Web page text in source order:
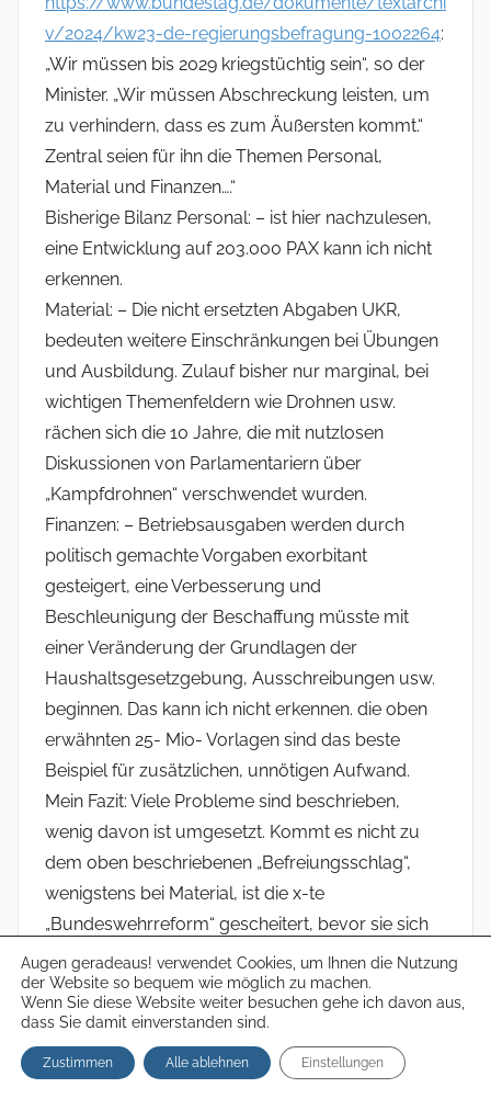
v/2024/kw23-de-regierungsbefragung-1002264:
„Wir müssen bis 2029 kriegstüchtig sein“, so der
Minister. „Wir müssen Abschreckung leisten, um
zu verhindern, dass es zum Äußersten kommt.“
Zentral seien für ihn die Themen Personal,
Material und Finanzen….“
Bisherige Bilanz Personal: – ist hier nachzulesen,
eine Entwicklung auf 203.000 PAX kann ich nicht
erkennen.
Material: – Die nicht ersetzten Abgaben UKR,
bedeuten weitere Einschränkungen bei Übungen
und Ausbildung. Zulauf bisher nur marginal, bei
wichtigen Themenfeldern wie Drohnen usw.
rächen sich die 10 Jahre, die mit nutzlosen
Diskussionen von Parlamentariern über
„Kampfdrohnen“ verschwendet wurden.
Finanzen: – Betriebsausgaben werden durch
politisch gemachte Vorgaben exorbitant
gesteigert, eine Verbesserung und
Beschleunigung der Beschaffung müsste mit
einer Veränderung der Grundlagen der
Haushaltsgesetzgebung, Ausschreibungen usw.
beginnen. Das kann ich nicht erkennen. die oben
erwähnten 25- Mio- Vorlagen sind das beste
Beispiel für zusätzlichen, unnötigen Aufwand.
Mein Fazit: Viele Probleme sind beschrieben,
wenig davon ist umgesetzt. Kommt es nicht zu
dem oben beschriebenen „Befreiungsschlag“,
wenigstens bei Material, ist die x-te
„Bundeswehrreform“ gescheitert, bevor sie sich
auswirken konnte und der in der Truppe sehr
angesehene Minister ist nachhaltig beschädigt.
Die Regierung muss sich dann fragen lassen, ob
ihre Prioritäten richtig gesetzt sind,
„Kriegstüchtigkeit“, so wie zum Beispiel von
Augen geradeaus! verwendet Cookies, um Ihnen die Nutzung
der Website so bequem wie möglich zu machen.
Wenn Sie diese Website weiter besuchen gehe ich davon aus,
dass Sie damit einverstanden sind.
Zustimmen Alle ablehnen Einstellungen